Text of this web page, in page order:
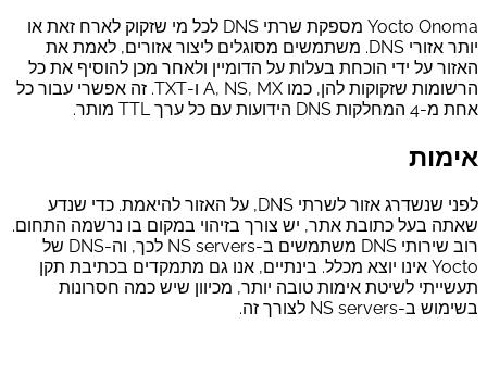
Yocto Onoma מספקת שרתי DNS לכל מי שזקוק לארח זאת או
יותר אזורי DNS. משתמשים מסוגלים ליצור אזורים, לאמת את
האזור על ידי הוכחת בעלות על הדומיין ולאחר מכן להוסיף את כל
הרשומות שזקוקות להן, כמו A, NS, MX ו-TXT. זה אפשרי עבור כל
אחת מ-4 המחלקות DNS הידועות עם כל ערך TTL מותר.
אימות
לפני שנשדרג אזור לשרתי DNS, על האזור להיאמת. כדי שנדע
שאתה בעל כתובת אתר, יש צורך בזיהוי במקום בו נרשמה התחום.
רוב שירותי DNS משתמשים ב-NS servers לכך, וה-DNS של
Yocto אינו יוצא מכלל. בינתיים, אנו גם מתמקדים בכתיבת תקן
תעשייתי לשיטת אימות טובה יותר, מכיוון שיש כמה חסרונות
בשימוש ב-NS servers לצורך זה.